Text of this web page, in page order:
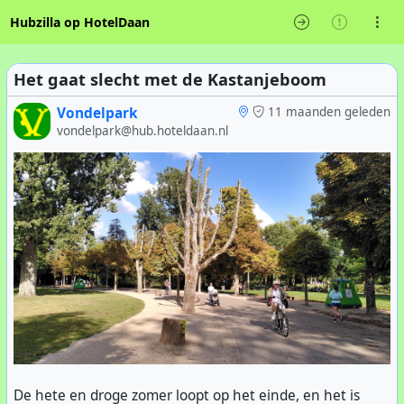
Hubzilla op HotelDaan
Het gaat slecht met de Kastanjeboom
11 maanden geleden
Vondelpark
vondelpark@hub.hoteldaan.nl
De hete en droge zomer loopt op het einde, en het is